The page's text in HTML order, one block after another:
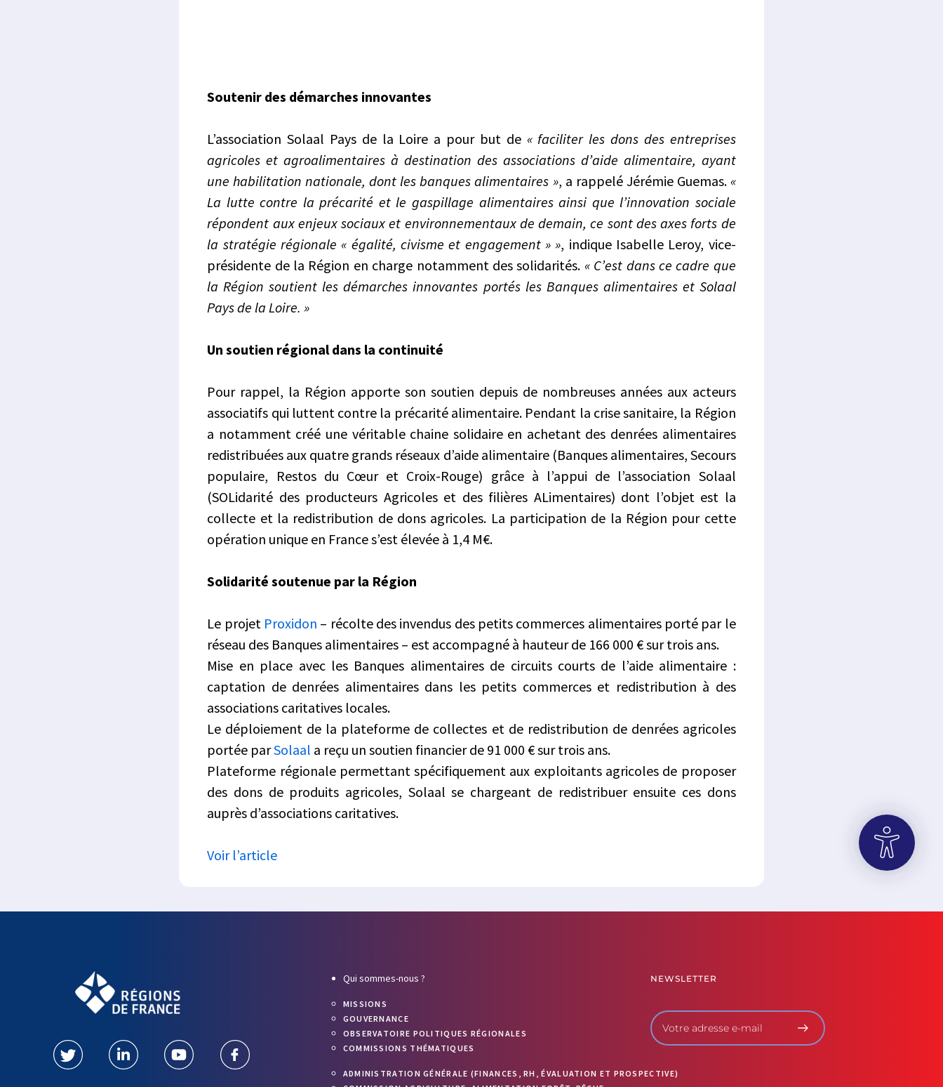
Soutenir des démarches innovantes
L’association Solaal Pays de la Loire a pour but de « faciliter les dons des entreprises
agricoles et agroalimentaires à destination des associations d’aide alimentaire, ayant
une habilitation nationale, dont les banques alimentaires », a rappelé Jérémie Guemas.«
La lutte contre la précarité et le gaspillage alimentaires ainsi que l’innovation sociale
répondent aux enjeux sociaux et environnementaux de demain, ce sont des axes forts de
la stratégie régionale « égalité, civisme et engagement » », indique Isabelle Leroy, vice-
présidente de la Région en charge notamment des solidarités. « C’est dans ce cadre que
la Région soutient les démarches innovantes portés les Banques alimentaires et Solaal
Pays de la Loire. »
Un soutien régional dans la continuité
Pour rappel, la Région apporte son soutien depuis de nombreuses années aux acteurs
associatifs qui luttent contre la précarité alimentaire. Pendant la crise sanitaire, la Région
a notamment créé une véritable chaine solidaire en achetant des denrées alimentaires
redistribuées aux quatre grands réseaux d’aide alimentaire (Banques alimentaires, Secours
populaire, Restos du Cœur et Croix-Rouge) grâce à l’appui de l’association Solaal
(SOLidarité des producteurs Agricoles et des filières ALimentaires) dont l’objet est la
collecte et la redistribution de dons agricoles. La participation de la Région pour cette
opération unique en France s’est élevée à 1,4 M€.
Solidarité soutenue par la Région
Le projetProxidon – récolte des invendus des petits commerces alimentaires porté par le
réseau des Banques alimentaires – est accompagné à hauteur de 166 000 € sur trois ans.
Mise en place avec les Banques alimentaires de circuits courts de l’aide alimentaire :
captation de denrées alimentaires dans les petits commerces et redistribution à des
associations caritatives locales.
Le déploiement de la plateforme de collectes et de redistribution de denrées agricoles
portée parSolaal a reçu un soutien financier de 91 000 € sur trois ans.
Plateforme régionale permettant spécifiquement aux exploitants agricoles de proposer
des dons de produits agricoles, Solaal se chargeant de redistribuer ensuite ces dons
auprès d’associations caritatives.
Voir l’article
Qui sommes-nous ?
MISSIONS
GOUVERNANCE
OBSERVATOIRE POLITIQUES RÉGIONALES
COMMISSIONS THÉMATIQUES
ADMINISTRATION GÉNÉRALE (FINANCES, RH, ÉVALUATION ET PROSPECTIVE)
NEWSLETTER